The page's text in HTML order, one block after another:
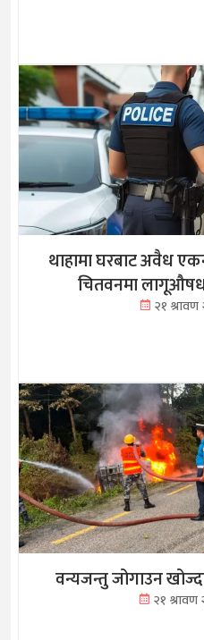
थाहामा घरबाट अवैध
चितवनमा लागूऔषध
२१
वन्यजन्तु जोगाउन
२१